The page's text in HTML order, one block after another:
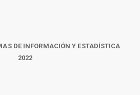
DE INFORMACIÓN Y ESTADÍSTICA
2022